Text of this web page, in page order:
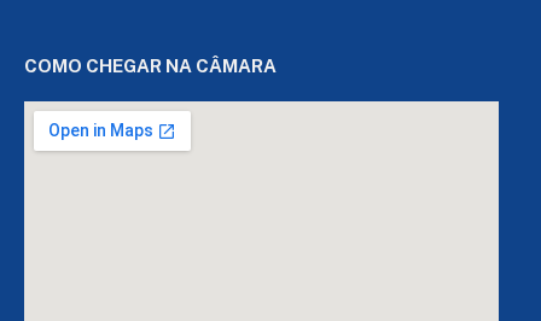
COMO CHEGAR NA CÂMARA